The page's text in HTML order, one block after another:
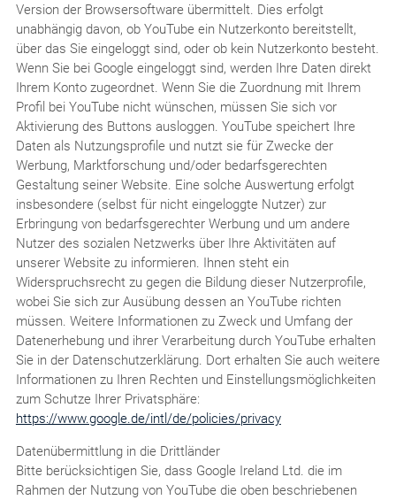
Version der Browsersoftware übermittelt. Dies erfolgt
unabhängig davon, ob YouTube ein Nutzerkonto bereitstellt,
über das Sie eingeloggt sind, oder ob kein Nutzerkonto besteht.
Wenn Sie bei Google eingeloggt sind, werden Ihre Daten direkt
Ihrem Konto zugeordnet. Wenn Sie die Zuordnung mit Ihrem
Profil bei YouTube nicht wünschen, müssen Sie sich vor
Aktivierung des Buttons ausloggen. YouTube speichert Ihre
Daten als Nutzungsprofile und nutzt sie für Zwecke der
Werbung, Marktforschung und/oder bedarfsgerechten
Gestaltung seiner Website. Eine solche Auswertung erfolgt
insbesondere (selbst für nicht eingeloggte Nutzer) zur
Erbringung von bedarfsgerechter Werbung und um andere
Nutzer des sozialen Netzwerks über Ihre Aktivitäten auf
unserer Website zu informieren. Ihnen steht ein
Widerspruchsrecht zu gegen die Bildung dieser Nutzerprofile,
wobei Sie sich zur Ausübung dessen an YouTube richten
müssen. Weitere Informationen zu Zweck und Umfang der
Datenerhebung und ihrer Verarbeitung durch YouTube erhalten
Sie in der Datenschutzerklärung. Dort erhalten Sie auch weitere
Informationen zu Ihren Rechten und Einstellungsmöglichkeiten
zum Schutze Ihrer Privatsphäre:
https://www.google.de/intl/de/policies/privacy
Datenübermittlung in die Drittländer
Bitte berücksichtigen Sie, dass Google Ireland Ltd. die im
Rahmen der Nutzung von YouTube die oben beschriebenen